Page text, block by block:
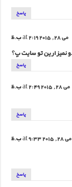
پاسخ
می 28, 2015 at 2:19 ب.ظ
نمیزارین تو سایت پ؟
پاسخ
می 28, 2015 at 2:49 ب.ظ
پاسخ
می 28, 2015 at 9:33 ب.ظ
پاسخ